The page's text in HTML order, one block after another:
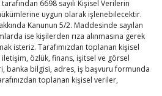
6698 sayılı Kişisel Verilerin
uygun olarak işlenebilecektir.
Kanunun 5/2. Maddesinde sayılan
ise kişilerden rıza alınmasına gerek
isteriz. Tarafımızdan toplanan kişisel
özlük, finans, işitsel ve görsel
banka bilgisi, adres, iş başvuru formunda
toplanan kişisel veriler,
P C C
P
1
2